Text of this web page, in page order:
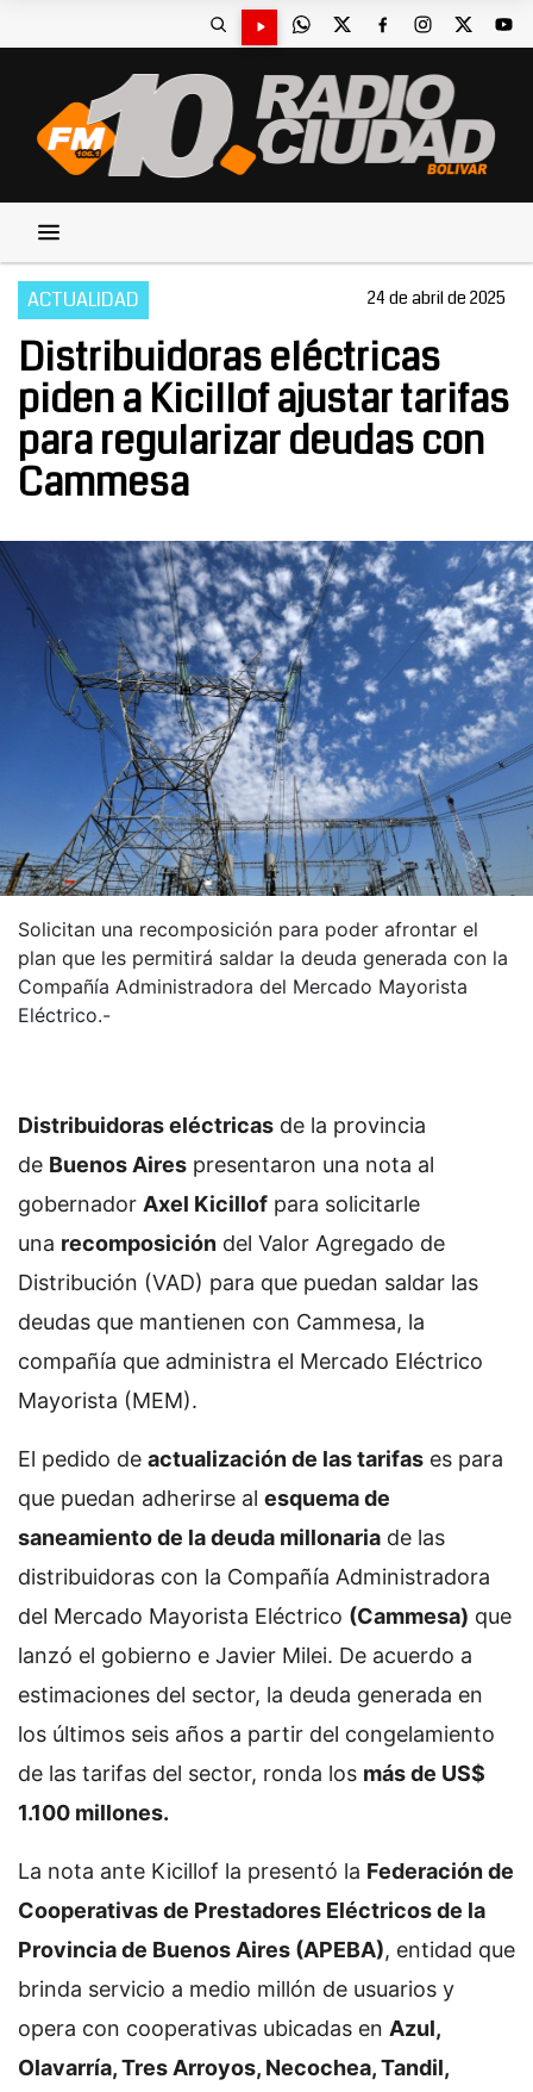
ACTUALIDAD 24 de abril de 2025
Distribuidoras eléctricas
piden a Kicillof ajustar tarifas
para regularizar deudas con
Cammesa
Solicitan una recomposición para poder afrontar el
plan que les permitirá saldar la deuda generada con la
Compañía Administradora del Mercado Mayorista
Eléctrico.-
Distribuidoras eléctricas de la provincia
de Buenos Aires presentaron una nota al
gobernador Axel Kicillof para solicitarle
una recomposición del Valor Agregado de
Distribución (VAD) para que puedan saldar las
deudas que mantienen con Cammesa, la
compañía que administra el Mercado Eléctrico
Mayorista (MEM).
El pedido de actualización de las tarifas es para
que puedan adherirse al esquema de
saneamiento de la deuda millonaria de las
distribuidoras con la Compañía Administradora
del Mercado Mayorista Eléctrico (Cammesa) que
lanzó el gobierno e Javier Milei. De acuerdo a
estimaciones del sector, la deuda generada en
los últimos seis años a partir del congelamiento
de las tarifas del sector, ronda los más de US$
1.100 millones.
La nota ante Kicillof la presentó la Federación de
Cooperativas de Prestadores Eléctricos de la
Provincia de Buenos Aires (APEBA), entidad que
brinda servicio a medio millón de usuarios y
opera con cooperativas ubicadas en Azul,
Olavarría, Tres Arroyos, Necochea, Tandil,